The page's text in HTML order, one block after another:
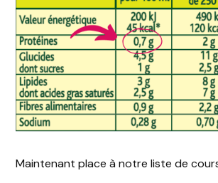
Maintenant place à notre liste de